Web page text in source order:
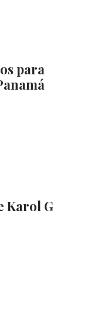
para
Karol G